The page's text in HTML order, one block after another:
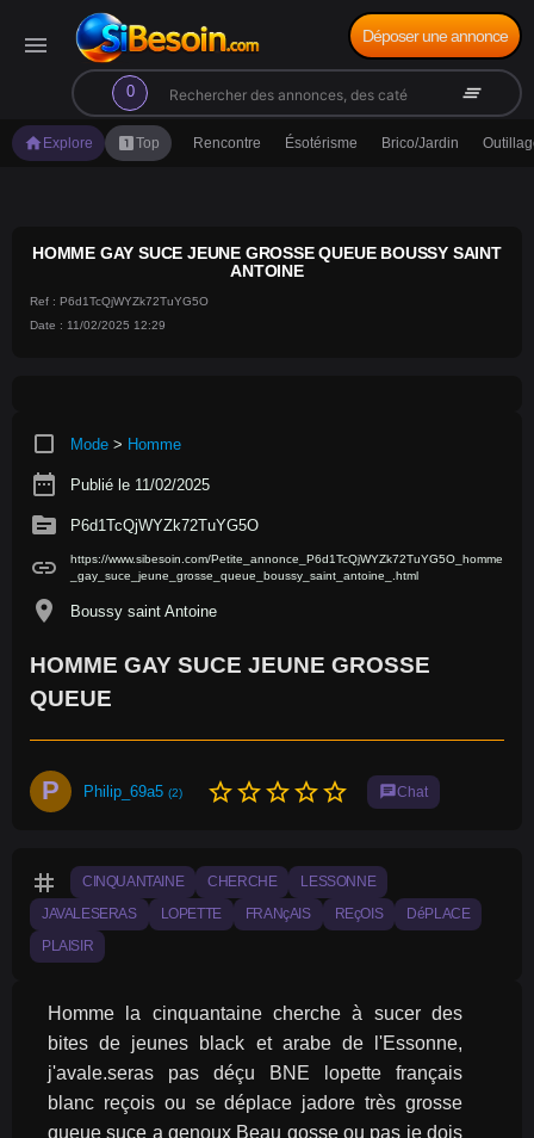
menu
0
search clear_all
Déposer une annonce
home Explore looks_oneTop Rencontre Ésotérisme Brico/Jardin
HOMME GAY SUCE JEUNE GROSSE QUEUE BOUSSY SAINT
ANTOINE
Ref : P6d1TcQjWYZk72TuYG5O
Date : 11/02/2025 12:29
crop_square Mode > Homme
date_range Publié le 11/02/2025
source P6d1TcQjWYZk72TuYG5O
link
https://www.sibesoin.com/Petite_annonce_P6d1TcQjWYZk72TuYG5O_homme
_gay_suce_jeune_grosse_queue_boussy_saint_antoine_.html
location_on Boussy saint Antoine
HOMME GAY SUCE JEUNE GROSSE
QUEUE
P Philip_69a5 (2) star_borderstar_borderstar_borderstar_borderstar_border chatChat
tag CINQUANTAINE CHERCHE LESSONNE
JAVALESERAS LOPETTE FRANçAIS REçOIS DéPLACE
PLAISIR
Homme la cinquantaine cherche à sucer des
bites de jeunes black et arabe de l'Essonne,
j'avale.seras pas déçu BNE lopette français
blanc reçois ou se déplace jadore très grosse
queue suce a genoux Beau gosse ou pas je dois